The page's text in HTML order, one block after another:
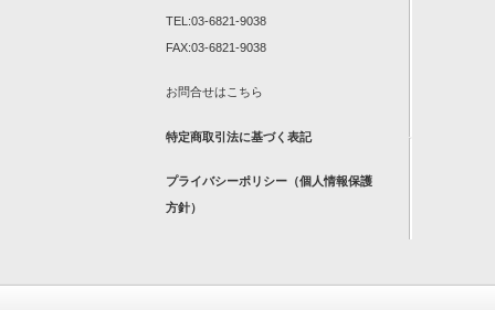
TEL:03-6821-9038
FAX:03-6821-9038
お問合せは こちら
特定商取引法に基づく表記
プライバシーポリシー（個人情報保護
方針）